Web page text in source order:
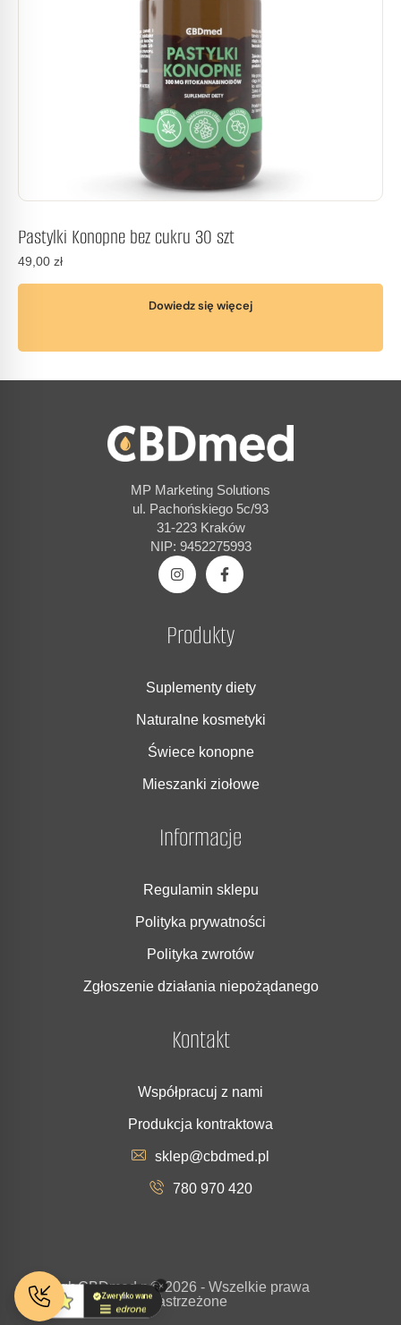
Pastylki Konopne bez cukru 30 szt
49,00 zł
Dowiedz się więcej
MP Marketing Solutions
ul. Pachońskiego 5c/93
31-223 Kraków
NIP: 9452275993
Produkty
Suplementy diety
Naturalne kosmetyki
Świece konopne
Mieszanki ziołowe
Informacje
Regulamin sklepu
Polityka prywatności
Polityka zwrotów
Zgłoszenie działania niepożądanego
Kontakt
Współpracuj z nami
Produkcja kontraktowa
sklep@cbdmed.pl
780 970 420
CopyrighCBDmed.p© 2026 - Wszelkie prawa
zastrzeżone